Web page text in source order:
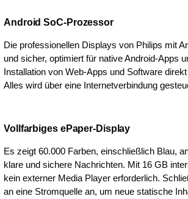
Android SoC-Prozessor
Die professionellen Displays von Philips mit
und sicher, optimiert für native Android-Apps
Installation von Web-Apps und Software
Alles wird über eine Internetverbindung
Vollfarbiges ePaper-Display
Es zeigt 60.000 Farben, einschließlich Blau,
klare und sichere Nachrichten. Mit 16 GB
kein externer Media Player erforderlich.
an eine Stromquelle an, um neue statische